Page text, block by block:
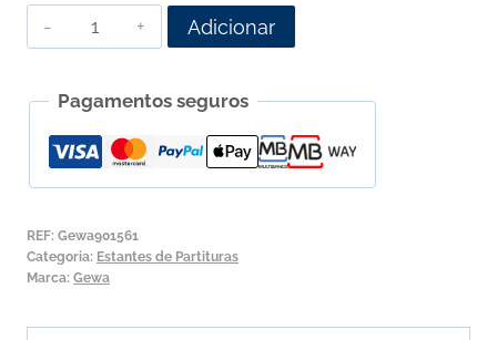
Quantidade
de
Suporte
magnético
para
Adicionar
Pagamentos seguros
REF: Gewa901561
Categoria: Estantes de Partituras
Marca: Gewa